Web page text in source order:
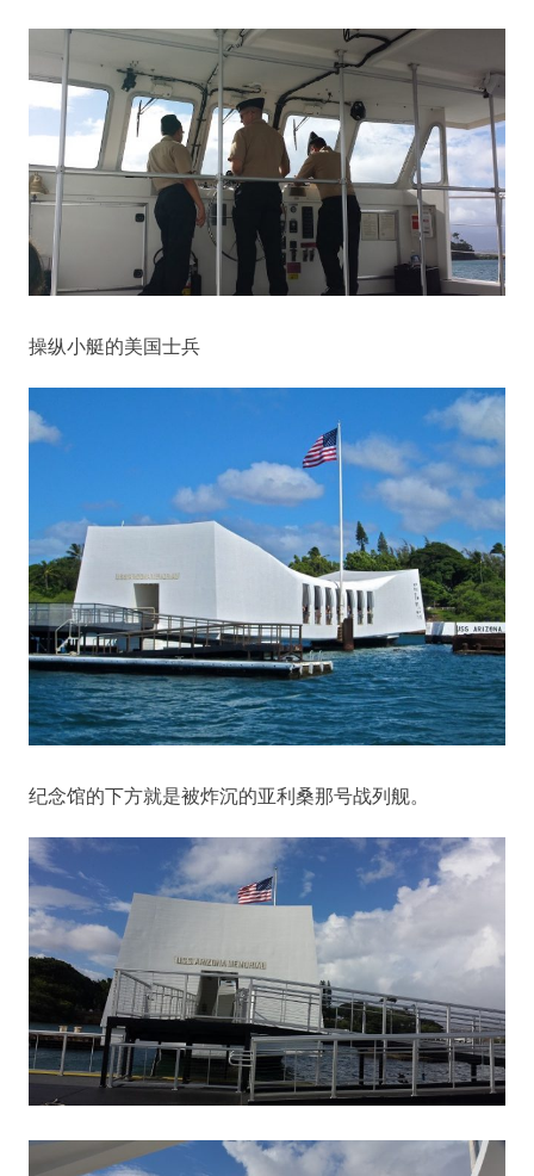
操纵小艇的美国士兵
纪念馆的下方就是被炸沉的亚利桑那号战列舰。